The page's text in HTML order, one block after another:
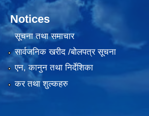
Notices
सूचना तथा समाचार
सार्वजनिक खरीद /बोलपत्र सूचना
एन, कानुन तथा निर्देशिका
कर तथा शुल्कहरु